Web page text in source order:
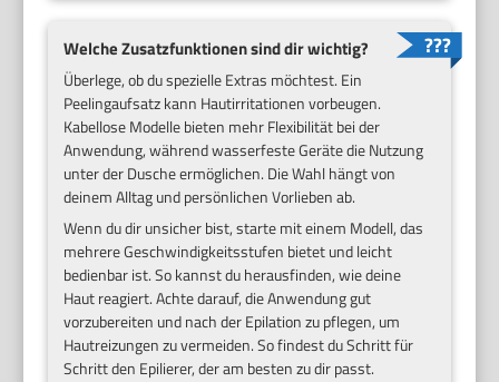
Welche Zusatzfunktionen sind dir wichtig?
Überlege, ob du spezielle Extras möchtest. Ein
Peelingaufsatz kann Hautirritationen vorbeugen.
Kabellose Modelle bieten mehr Flexibilität bei der
Anwendung, während wasserfeste Geräte die Nutzung
unter der Dusche ermöglichen. Die Wahl hängt von
deinem Alltag und persönlichen Vorlieben ab.
Wenn du dir unsicher bist, starte mit einem Modell, das
mehrere Geschwindigkeitsstufen bietet und leicht
bedienbar ist. So kannst du herausfinden, wie deine
Haut reagiert. Achte darauf, die Anwendung gut
vorzubereiten und nach der Epilation zu pflegen, um
Hautreizungen zu vermeiden. So findest du Schritt für
Schritt den Epilierer, der am besten zu dir passt.